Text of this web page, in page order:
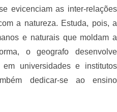
evicenciam as inter-relações
a natureza. Estuda, pois, a
e naturais que moldam a
o geografo desenvolve
universidades e institutos
dedicar-se ao ensino